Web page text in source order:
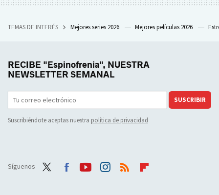
TEMAS DE INTERÉS Mejores series 2026 Mejores películas 2026
RECIBE "Espinofrenia", NUESTRA
NEWSLETTER SEMANAL
SUSCRIBIR
Suscribiéndote aceptas nuestra política de privacidad
Síguenos